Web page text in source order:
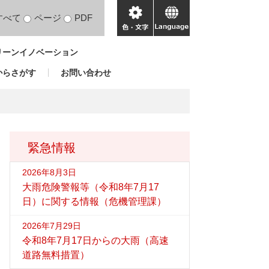
べて ページ PDF
色・
文
language
ンイノベーション
らさがす お問い合わせ
緊急情報
2026年8月3日
大雨危険警報等（令和8年7月17
日）に関する情報（危機管理課）
2026年7月29日
令和8年7月17日からの大雨（高速
道路無料措置）